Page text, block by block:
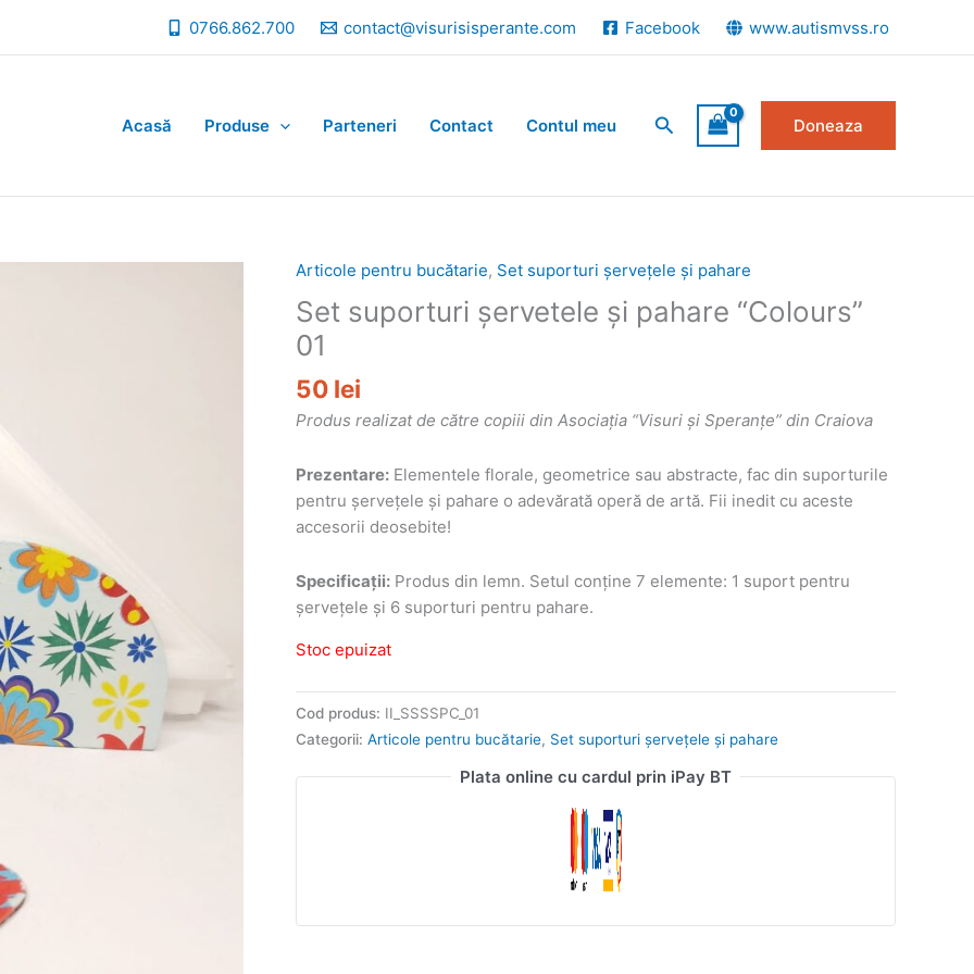
0766.862.700 contact@visurisisperante.com Facebook www.autismvss.ro
Acasă Produse Parteneri Contact Contul meu Search Doneaza
Articole pentru bucătarie, Set suporturi șervețele și pahare
Set suporturi șervetele și pahare “Colours”
01
50 lei
Produs realizat de către copiii din Asociația “Visuri și Speranțe” din Craiova
Prezentare: Elementele florale, geometrice sau abstracte, fac din suporturile
pentru șervețele și pahare o adevărată operă de artă. Fii inedit cu aceste
accesorii deosebite!
Specificații: Produs din lemn. Setul conține 7 elemente: 1 suport pentru
șervețele și 6 suporturi pentru pahare.
Stoc epuizat
Cod produs: II_SSSSPC_01
Categorii: Articole pentru bucătarie, Set suporturi șervețele și pahare
Plata online cu cardul prin iPay BT